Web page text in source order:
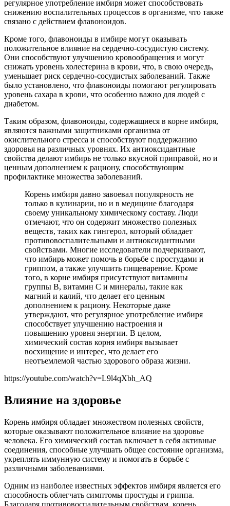
регулярное употребление имбиря может способствовать
снижению воспалительных процессов в организме, что также
связано с действием флавоноидов.
Кроме того, флавоноиды в имбире могут оказывать
положительное влияние на сердечно-сосудистую систему.
Они способствуют улучшению кровообращения и могут
снижать уровень холестерина в крови, что, в свою очередь,
уменьшает риск сердечно-сосудистых заболеваний. Также
было установлено, что флавоноиды помогают регулировать
уровень сахара в крови, что особенно важно для людей с
диабетом.
Таким образом, флавоноиды, содержащиеся в корне имбиря,
являются важными защитниками организма от
окислительного стресса и способствуют поддержанию
здоровья на различных уровнях. Их антиоксидантные
свойства делают имбирь не только вкусной приправой, но и
ценным дополнением к рациону, способствующим
профилактике множества заболеваний.
Корень имбиря давно завоевал популярность не
только в кулинарии, но и в медицине благодаря
своему уникальному химическому составу. Люди
отмечают, что он содержит множество полезных
веществ, таких как гингерол, который обладает
противовоспалительными и антиоксидантными
свойствами. Многие исследователи подчеркивают,
что имбирь может помочь в борьбе с простудами и
гриппом, а также улучшить пищеварение. Кроме
того, в корне имбиря присутствуют витамины
группы B, витамин C и минералы, такие как
магний и калий, что делает его ценным
дополнением к рациону. Некоторые даже
утверждают, что регулярное употребление имбиря
способствует улучшению настроения и
повышению уровня энергии. В целом,
химический состав корня имбиря вызывает
восхищение и интерес, что делает его
неотъемлемой частью здорового образа жизни.
https://youtube.com/watch?v=L9l4qXbh_AQ
Влияние на здоровье
Корень имбиря обладает множеством полезных свойств,
которые оказывают положительное влияние на здоровье
человека. Его химический состав включает в себя активные
соединения, способные улучшать общее состояние организма,
укреплять иммунную систему и помогать в борьбе с
различными заболеваниями.
Одним из наиболее известных эффектов имбиря является его
способность облегчать симптомы простуды и гриппа.
Благодаря противовоспалительным свойствам, корень